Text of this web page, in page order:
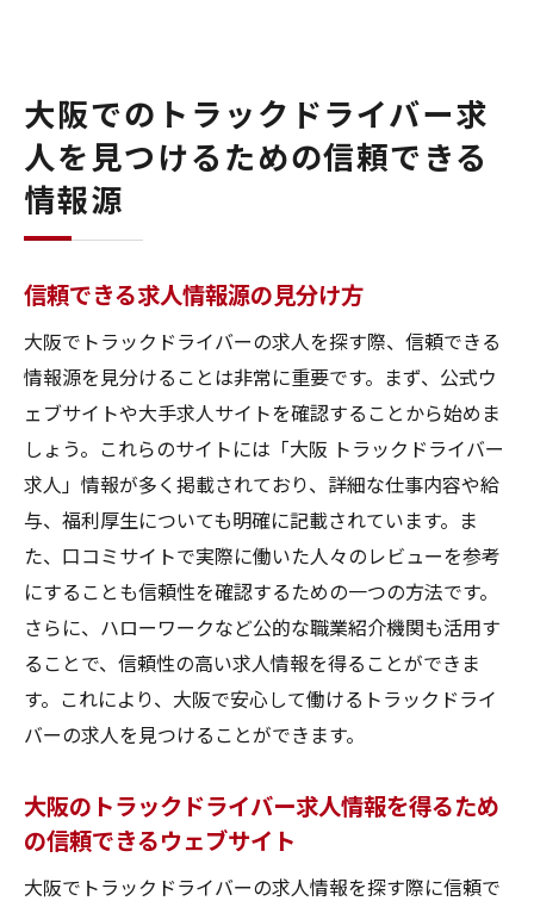
大阪でのトラックドライバー求
人を見つけるための信頼できる
情報源
信頼できる求人情報源の見分け方
大阪でトラックドライバーの求人を探す際、信頼できる
情報源を見分けることは非常に重要です。まず、公式ウ
ェブサイトや大手求人サイトを確認することから始めま
しょう。これらのサイトには「大阪 トラックドライバー
求人」情報が多く掲載されており、詳細な仕事内容や給
与、福利厚生についても明確に記載されています。ま
た、口コミサイトで実際に働いた人々のレビューを参考
にすることも信頼性を確認するための一つの方法です。
さらに、ハローワークなど公的な職業紹介機関も活用す
ることで、信頼性の高い求人情報を得ることができま
す。これにより、大阪で安心して働けるトラックドライ
バーの求人を見つけることができます。
大阪のトラックドライバー求人情報を得るため
の信頼できるウェブサイト
大阪でトラックドライバーの求人情報を探す際に信頼で